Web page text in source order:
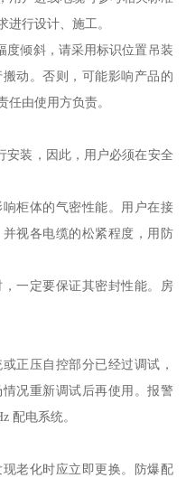
行设计、施工。
度倾斜，请采用标识位置吊装
动。否则，可能影响产品的
任由使用方负责。
安装，因此，用户必须在安全
柜体的气密性能。用户在接
视各电缆的松紧程度，用防
一定要保证其密封性能。房
正压自控部分已经过调试，
况重新调试后再使用。报警
配电系统。
老化时应立即更换。防爆配